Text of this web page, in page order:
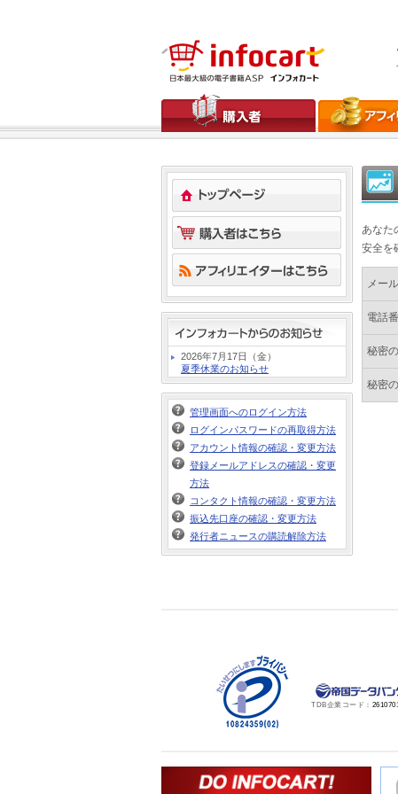
あなた
安全を
メー
電話
秘密
秘密
2026年7月17日（金）
夏季休業のお知らせ
管理画面へのログイン方法
ログインパスワードの再取得方法
アカウント情報の確認・変更方法
登録メールアドレスの確認・変更
方法
コンタクト情報の確認・変更方法
振込先口座の確認・変更方法
発行者ニュースの購読解除方法
TDB企業コード：